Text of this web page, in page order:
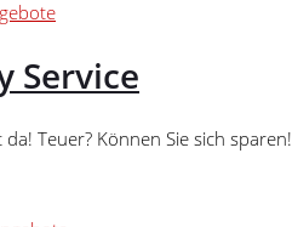
Service
Teuer? Können Sie sich sparen!